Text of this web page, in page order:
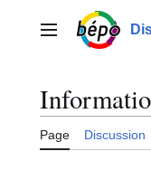
contenuMenu principal
Page Discussion